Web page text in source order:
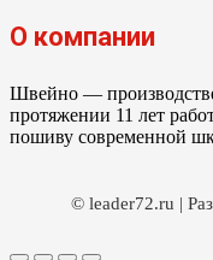
О компании
Швейно —
протяжении 11 лет
пошиву современной
© leader72.ru |